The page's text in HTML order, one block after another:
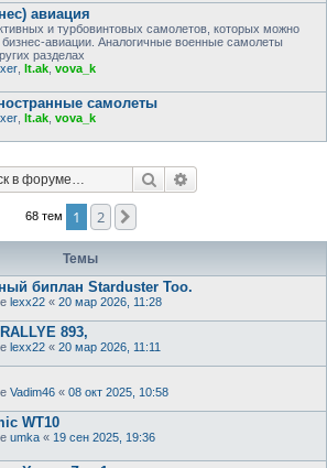
авиация
и турбовинтовых самолетов, которых можно
бизнес-авиации. Аналогичные военные самолеты
разделах
lt.ak vova_k
самолеты
lt.ak vova_k
Поиск
68 тем 1 2
Темы
биплан Starduster Too.
lexx22 « 20 мар 2026, 11:28
893,
lexx22 « 20 мар 2026, 11:11
Vadim46 « 08 окт 2025, 10:58
WT10
umka « 19 сен 2025, 19:36